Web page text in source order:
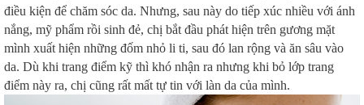
điều kiện để chăm sóc da. Nhưng, sau này do tiếp xúc nhiều với ánh
nắng, mỹ phẩm rồi sinh đẻ, chị bắt đầu phát hiện trên gương mặt
mình xuất hiện những đốm nhỏ li ti, sau đó lan rộng và ăn sâu vào
da. Dù khi trang điểm kỹ thì khó nhận ra nhưng khi bỏ lớp trang
điểm này ra, chị cũng rất mất tự tin với làn da của mình.